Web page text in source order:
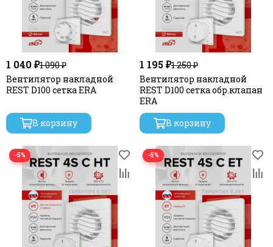
1 040 ₽1 090 ₽
Вентилятор накладной
REST D100 сетка ERA
В корзину
1 195 ₽1 250 ₽
Вентилятор накладной
REST D100 сетка обр.клапан
ERA
В корзину
−5% −5%